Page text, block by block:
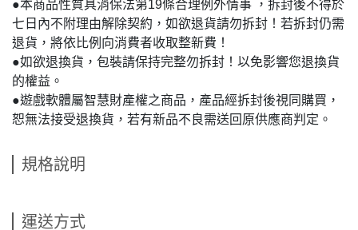
●本商品性質具消保法第19條合理例外情事 ，拆封後不得於
七日內不附理由解除契約，如欲退貨請勿拆封！若拆封仍需
退貨，將依比例向消費者收取整新費！
●如欲退換貨，包裝請保持完整勿拆封！以免影響您退換貨
的權益。
●遊戲軟體屬智慧財產權之商品，產品經拆封後視同購買，
恕無法接受退換貨，若有新品不良需送回原供應商判定。
規格說明
運送方式